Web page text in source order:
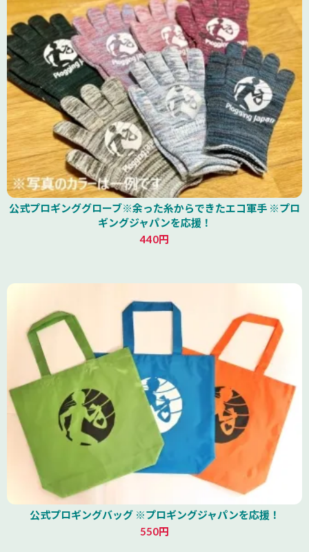
公式プロギンググローブ※余った糸からできたエコ軍手 ※プロ
ギングジャパンを応援！
440円
公式プロギングバッグ ※プロギングジャパンを応援！
550円